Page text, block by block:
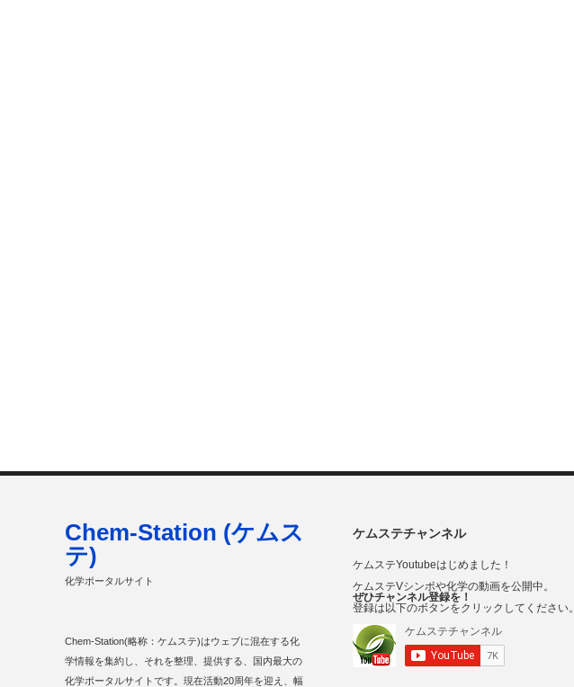
ケムステチャンネル
ケムステYoutubeはじめました！
ケムステVシンポや化学の動画を公開中。
ぜひチャンネル登録を！
登録は以下のボタンをクリックしてください。
Chem-Station (ケムス
テ)
化学ポータルサイト
Chem-Station(略称：ケムステ)はウェブに混在する化
学情報を集約し、それを整理、提供する、国内最大の
化学ポータルサイトです。現在活動20周年を迎え、幅